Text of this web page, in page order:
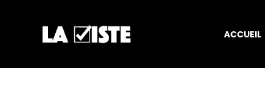
ACCUEIL